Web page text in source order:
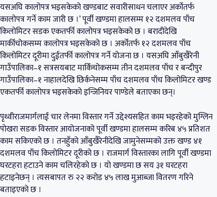
यसअघि कालोपत्र भइसकेको खण्डबाट सवारीसाधन चलाएर अर्कोतर्फ
कालोपत्र गर्ने काम जारी छ ।’ पूर्वी खण्डमा हालसम्म १२ दशमलव पाँच
किलोमिटर सडक एकतर्फी कालोपत्र भइसकेको छ । बरादीदेखि
मार्कीचोकसम्म कालोपत्र भइसकेको छ । अर्कोतर्फ १२ दशमलव पाँच
किलोमिटर दूरीमा दुईतर्फी कालोपत्र गर्ने योजना छ । यसअघि आँबुखैरेनी
गाउँपालिका–१ सत्रसयबाट मार्किचोकसम्म तीन दशमलव पाँच र बन्दीपुर
गाउँपालिका–१ नाहालदेखि छिर्कनेसम्म पाँच दशमलव पाँच किलोमिटर खण्ड
एकतर्फी कालोपत्र भइसकेको इन्जिनियर पाण्डेले बताएका छन्।
पृथ्वीराजमार्गलाई चार लेनमा विस्तार गर्ने उद्देश्यसहित काम भइरहेको मुग्लिन
पोखरा सडक विस्तार आयोजनाको पूर्वी खण्डमा हालसम्म करिब ४५ प्रतिशत
काम सकिएको छ । तनहुँको आँबुखैरेनीदेखि जामुनेसम्मको उक्त खण्ड ४१
दशमलव पाँच किलोमिटर दूरीको छ । राजमार्ग विस्तारका लागि पूर्वी खण्डमा
घरटहरा हटाउने काम चलिरहेको छ । यो खण्डमा छ सय ३१ घरटहरा
हटाइनेछन् । त्यसबापत रु २२ करोड ४५ लाख मुआब्जा वितरण गरिने
बताइएको छ ।